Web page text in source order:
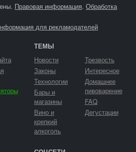
Правовая информация. Обработка
для рекламодателей
ТЕМЫ
Новости
Законы
Технологии
Бары и
магазины
Вино и
крепкий
алкоголь
Трезвость
Интересное
Домашнее
пивоварение
FAQ
Дегустации